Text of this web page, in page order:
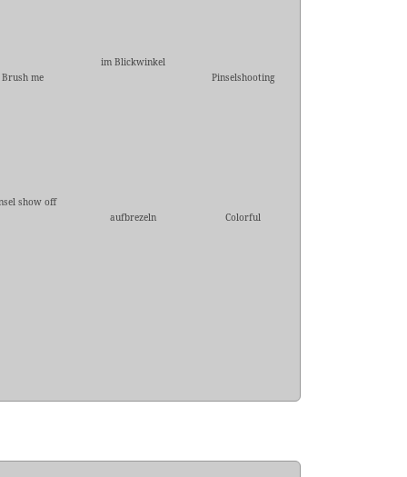
Brush me
im Blickwinkel
Pinselshooting
show off
aufbrezeln
Colorful